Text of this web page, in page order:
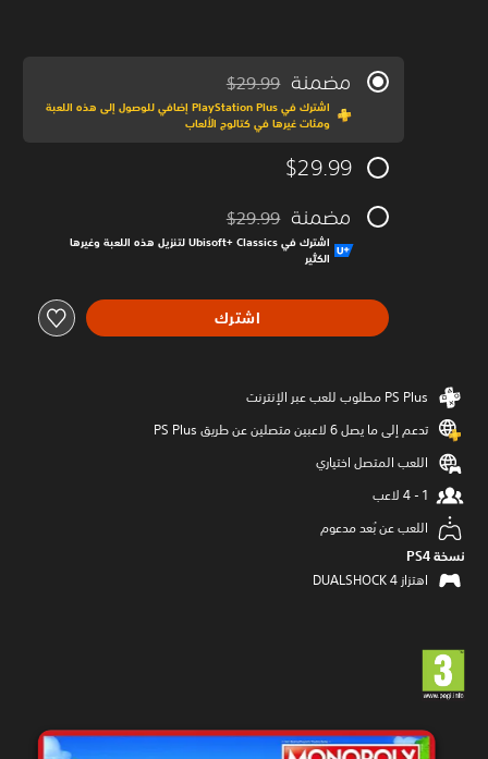
مضمنة مخصوم من السعر الأصلي البالغ $29.99‏
$29.99
اشترك في PlayStation Plus إضافي للوصول إلى هذه اللعبة
ومئات غيرها في كتالوج الألعاب
$29.99
مضمنة مخصوم من السعر الأصلي البالغ $29.99‏
$29.99
اشترك في Ubisoft+‎ Classics لتنزيل هذه اللعبة وغيرها
الكثير
اشترك
تدعم إلى ما يصل 6 لاعبين متصلين عن طريق PS Plus‏
اللعب المتصل اختياري
اللعب عن بُعد مدعوم
نسخة PS4‏
اهتزاز DUALSHOCK 4‏